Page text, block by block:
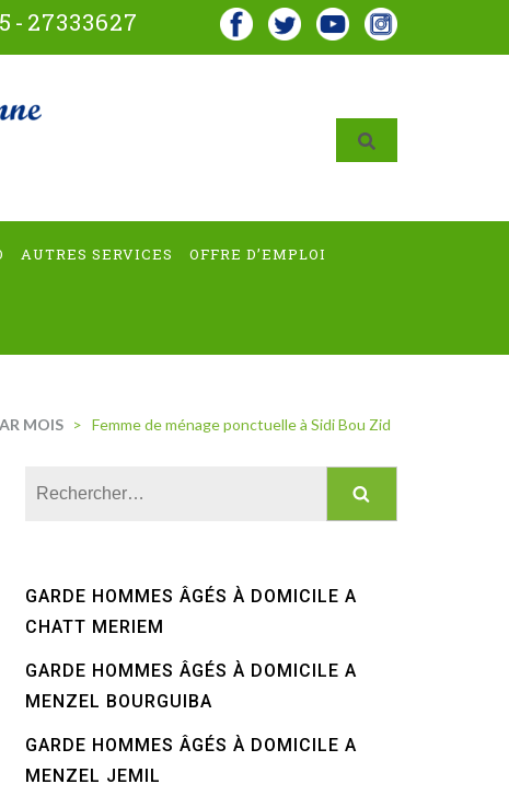
- 27333627
AUTRES SERVICES OFFRE D’EMPLOI
MOIS > Femme de ménage ponctuelle à Sidi Bou Zid
Rechercher :
GARDE HOMMES ÂGÉS À DOMICILE A
CHATT MERIEM
GARDE HOMMES ÂGÉS À DOMICILE A
MENZEL BOURGUIBA
GARDE HOMMES ÂGÉS À DOMICILE A
MENZEL JEMIL